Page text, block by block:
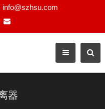
info@szhsu.com
器